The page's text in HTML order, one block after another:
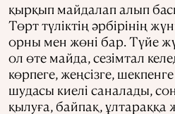
қырқып майдалап алып
Төрт түліктің әрбірінің
орны мен жөні бар. Түйе
ол өте майда, сезімтал
көрпеге, жеңсізге,
шудасы киелі саналады,
қылуға, байпақ,